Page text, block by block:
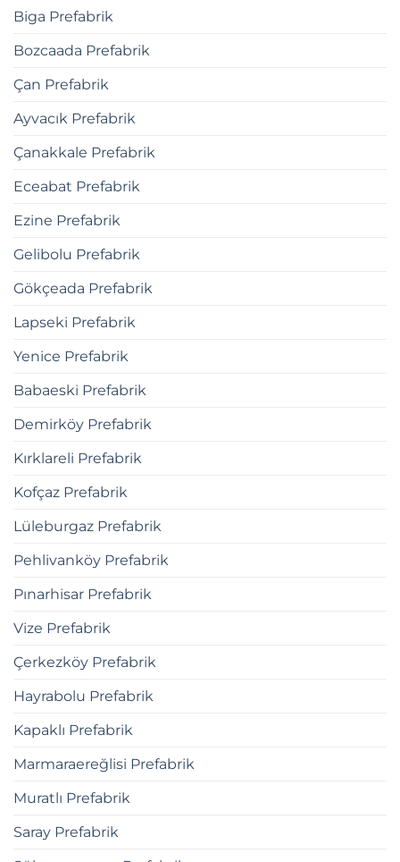
Biga Prefabrik
Bozcaada Prefabrik
Çan Prefabrik
Ayvacık Prefabrik
Çanakkale Prefabrik
Eceabat Prefabrik
Ezine Prefabrik
Gelibolu Prefabrik
Gökçeada Prefabrik
Lapseki Prefabrik
Yenice Prefabrik
Babaeski Prefabrik
Demirköy Prefabrik
Kırklareli Prefabrik
Kofçaz Prefabrik
Lüleburgaz Prefabrik
Pehlivanköy Prefabrik
Pınarhisar Prefabrik
Vize Prefabrik
Çerkezköy Prefabrik
Hayrabolu Prefabrik
Kapaklı Prefabrik
Marmaraereğlisi Prefabrik
Muratlı Prefabrik
Saray Prefabrik